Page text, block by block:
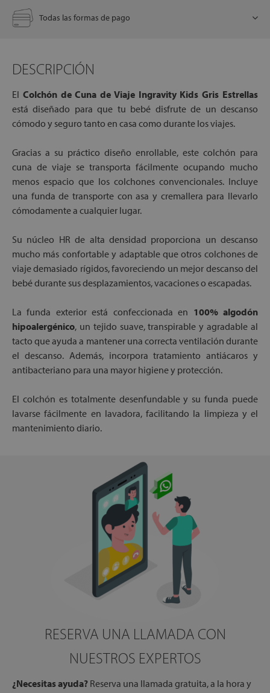
Todas las formas de pago
DESCRIPCIÓN
El Colchón de Cuna de Viaje Ingravity Kids Gris Estrellas
está diseñado para que tu bebé disfrute de un descanso
cómodo y seguro tanto en casa como durante los viajes.
Gracias a su práctico diseño enrollable, este colchón para
cuna de viaje se transporta fácilmente ocupando mucho
menos espacio que los colchones convencionales. Incluye
una funda de transporte con asa y cremallera para llevarlo
cómodamente a cualquier lugar.
Su núcleo HR de alta densidad proporciona un descanso
mucho más confortable y adaptable que otros colchones de
viaje demasiado rígidos, favoreciendo un mejor descanso del
bebé durante sus desplazamientos, vacaciones o escapadas.
La funda exterior está confeccionada en 100% algodón
hipoalergénico, un tejido suave, transpirable y agradable al
tacto que ayuda a mantener una correcta ventilación durante
el descanso. Además, incorpora tratamiento antiácaros y
antibacteriano para una mayor higiene y protección.
El colchón es totalmente desenfundable y su funda puede
lavarse fácilmente en lavadora, facilitando la limpieza y el
mantenimiento diario.
RESERVA UNA LLAMADA CON
NUESTROS EXPERTOS
¿Necesitas ayuda? Reserva una llamada gratuita, a la hora y